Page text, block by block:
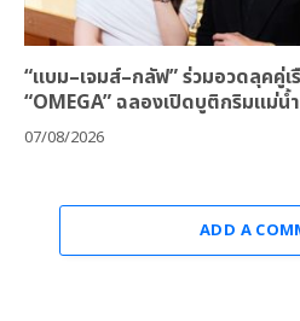
“แบม–เจมส์–กลัฟ” ร่วมอวดลุคคู่เ
“OMEGA” ฉลองเปิดบูติกริมแม่
07/08/2026
ADD A